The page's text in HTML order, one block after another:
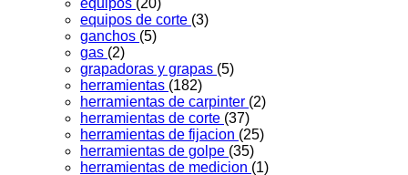
equipos de corte (3)
ganchos (5)
gas (2)
grapadoras y grapas (5)
herramientas (182)
herramientas de carpinter (2)
herramientas de corte (37)
herramientas de fijacion (25)
herramientas de golpe (35)
herramientas de medicion (1)